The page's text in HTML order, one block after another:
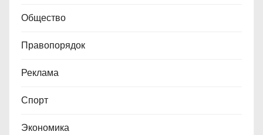
Общество
Правопорядок
Реклама
Спорт
Экономика